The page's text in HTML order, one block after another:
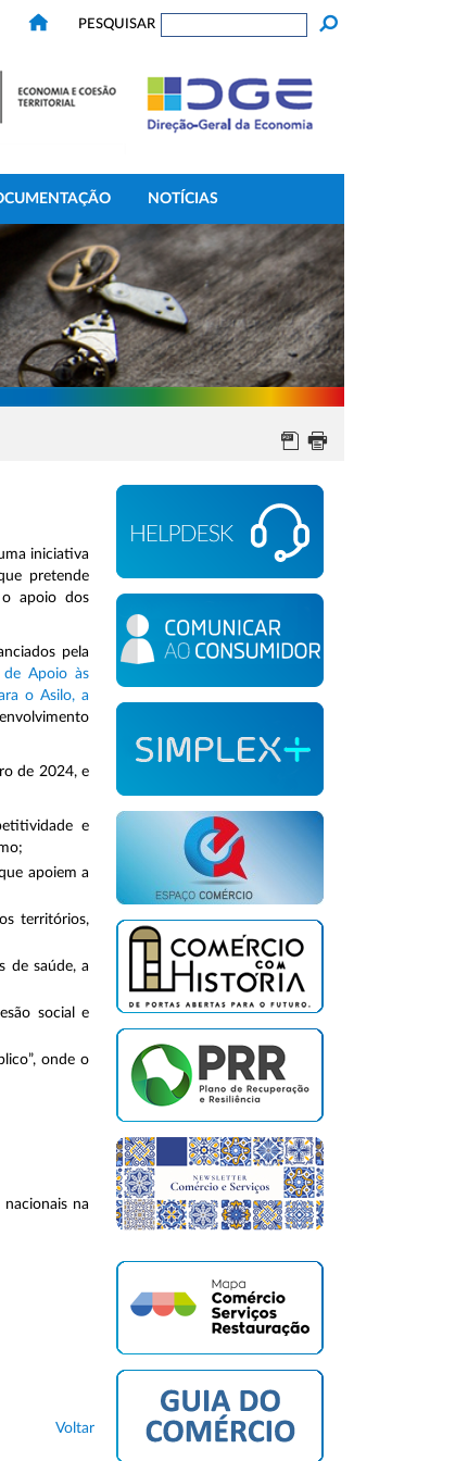
PESQUISAR
NOTÍCIAS
iniciativa
pretende
o apoio dos
pela
de Apoio às
o Asilo, a
de 2024, e
e
apoiem a
territórios,
de saúde, a
social e
onde o
na
Voltar